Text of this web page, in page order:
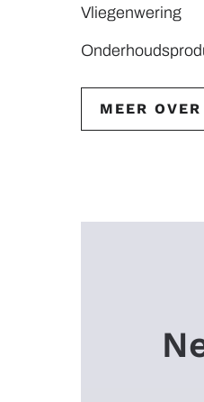
Vliegenwering
MEER